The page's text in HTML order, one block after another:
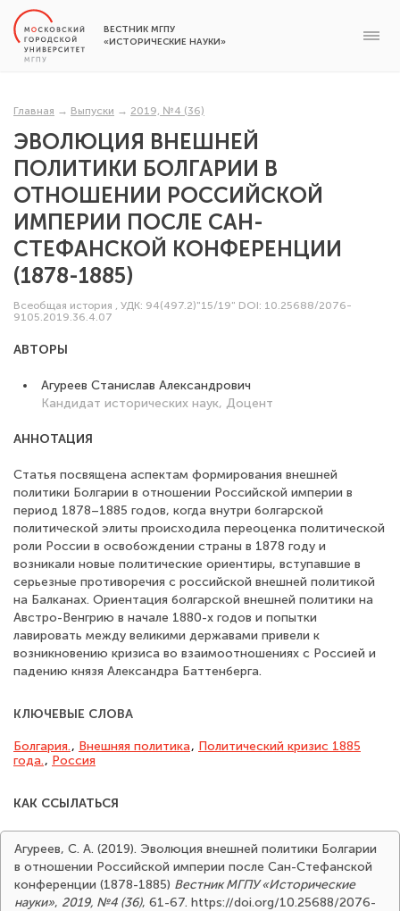
ВЕСТНИК МГПУ
«ИСТОРИЧЕСКИЕ НАУКИ»
Главная → Выпуски → 2019, №4 (36)
ЭВОЛЮЦИЯ ВНЕШНЕЙ
ПОЛИТИКИ БОЛГАРИИ В
ОТНОШЕНИИ РОССИЙСКОЙ
ИМПЕРИИ ПОСЛЕ САН-
СТЕФАНСКОЙ КОНФЕРЕНЦИИ
(1878-1885)
Всеобщая история , УДК: 94(497.2)"15/19" DOI: 10.25688/2076-
9105.2019.36.4.07
АВТОРЫ
Агуреев Станислав Александрович
Кандидат исторических наук, Доцент
АННОТАЦИЯ
Статья посвящена аспектам формирования внешней
политики Болгарии в отношении Российской империи в
период 1878–1885 годов, когда внутри болгарской
политической элиты происходила переоценка политической
роли России в освобождении страны в 1878 году и
возникали новые политические ориентиры, вступавшие в
серьезные противоречия с российской внешней политикой
на Балканах. Ориентация болгарской внешней политики на
Австро-Венгрию в начале 1880-х годов и попытки
лавировать между великими державами привели к
возникновению кризиса во взаимоотношениях с Россией и
падению князя Александра Баттенберга.
КЛЮЧЕВЫЕ СЛОВА
Болгария., Внешняя политика, Политический кризис 1885
года., Россия
КАК ССЫЛАТЬСЯ
Агуреев, С. А. (2019). Эволюция внешней политики Болгарии
в отношении Российской империи после Сан-Стефанской
конференции (1878-1885) Вестник МГПУ «Исторические
науки», 2019, №4 (36), 61-67. https://doi.org/10.25688/2076-